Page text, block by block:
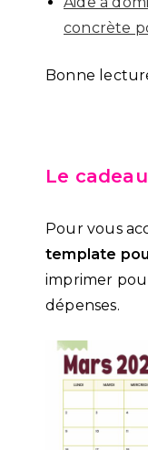
concrète
Bonne
Le
Pour vous
template
imprimer
dépenses.